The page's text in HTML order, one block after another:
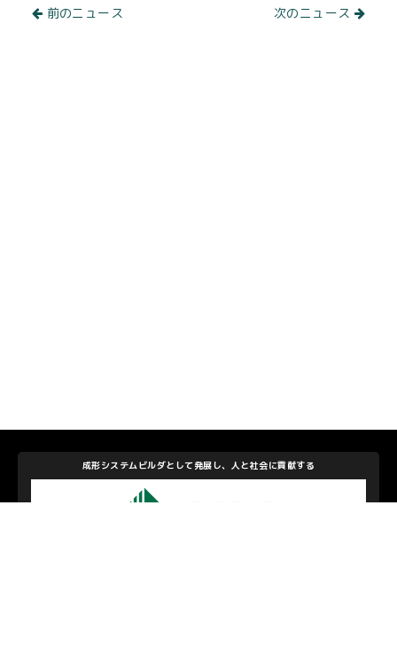
前のニュース 次のニュース
成形システムビルダとして発展し、人と社会に貢献する